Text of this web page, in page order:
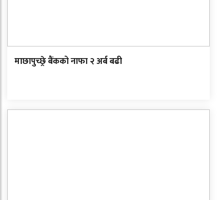
माछापुच्छ्रे बैंकको नाफा २ अर्ब बढी